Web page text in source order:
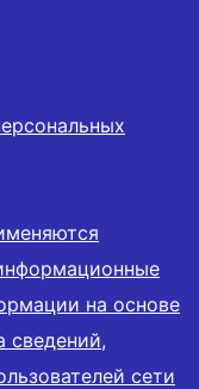
на основе
сведений,
сети